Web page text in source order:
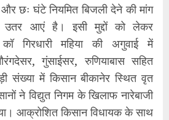
छः घंटे नियमित बिजली देने की मांग
आएं है। इसी मुद्दों को लेकर
गिरधारी महिया की अगुवाई में
गुंसाईसर, रुणियाबास सहित
संख्या में किसान बीकानेर स्थित वृत
ने विद्युत निगम के खिलाफ नारेबाजी
आक्रोशित किसान विधायक के साथ